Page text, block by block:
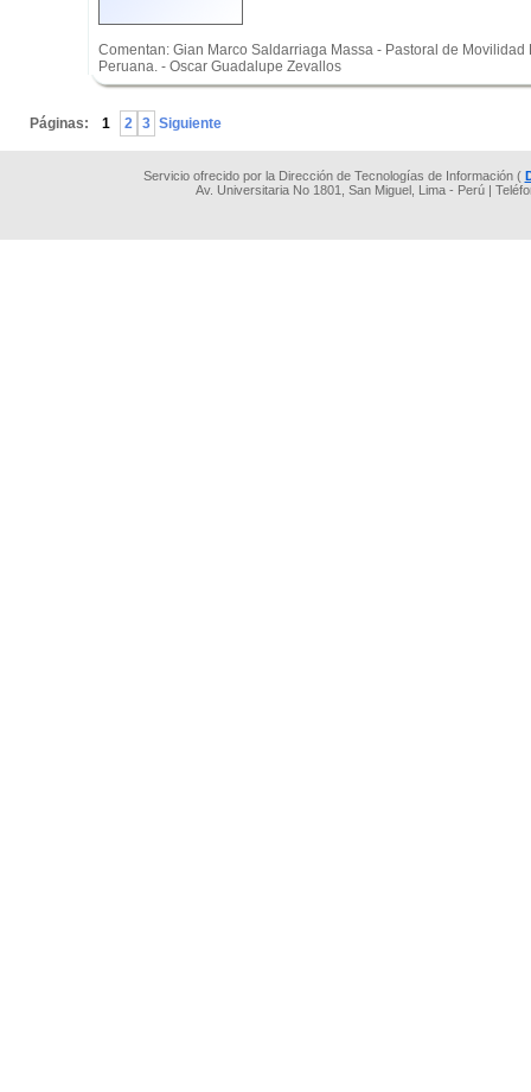
Comentan: Gian Marco Saldarriaga Massa - Pastoral de
Peruana. - Oscar Guadalupe Zevallos
Páginas: 1 2 3 Siguiente
Servicio ofrecido por la Dirección de Tecnologías de Información (
Av. Universitaria No 1801, San Miguel, Lima - Perú |